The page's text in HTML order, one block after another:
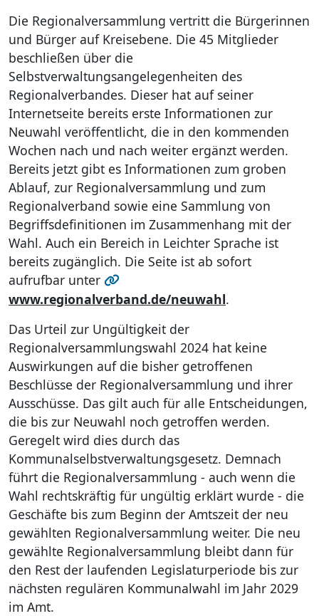
Die Regionalversammlung vertritt die Bürgerinnen
und Bürger auf Kreisebene. Die 45 Mitglieder
beschließen über die
Selbstverwaltungsangelegenheiten des
Regionalverbandes. Dieser hat auf seiner
Internetseite bereits erste Informationen zur
Neuwahl veröffentlicht, die in den kommenden
Wochen nach und nach weiter ergänzt werden.
Bereits jetzt gibt es Informationen zum groben
Ablauf, zur Regionalversammlung und zum
Regionalverband sowie eine Sammlung von
Begriffsdefinitionen im Zusammenhang mit der
Wahl. Auch ein Bereich in Leichter Sprache ist
bereits zugänglich. Die Seite ist ab sofort
aufrufbar unter
www.regionalverband.de/neuwahl.
Das Urteil zur Ungültigkeit der
Regionalversammlungswahl 2024 hat keine
Auswirkungen auf die bisher getroffenen
Beschlüsse der Regionalversammlung und ihrer
Ausschüsse. Das gilt auch für alle Entscheidungen,
die bis zur Neuwahl noch getroffen werden.
Geregelt wird dies durch das
Kommunalselbstverwaltungsgesetz. Demnach
führt die Regionalversammlung - auch wenn die
Wahl rechtskräftig für ungültig erklärt wurde - die
Geschäfte bis zum Beginn der Amtszeit der neu
gewählten Regionalversammlung weiter. Die neu
gewählte Regionalversammlung bleibt dann für
den Rest der laufenden Legislaturperiode bis zur
nächsten regulären Kommunalwahl im Jahr 2029
im Amt.